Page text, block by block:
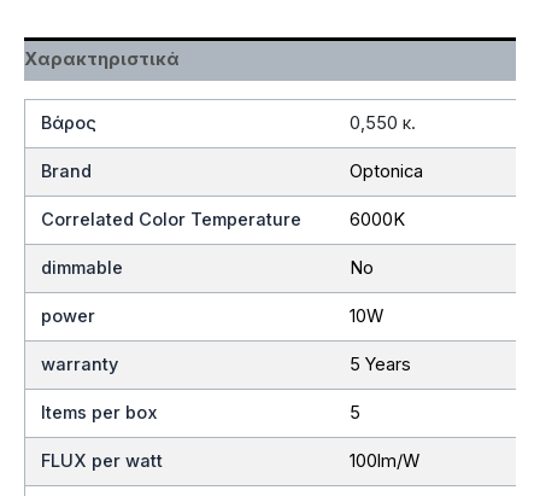
Χαρακτηριστικά
Βάρος 0,550 κ.
Brand Optonica
Correlated Color Temperature 6000K
dimmable No
power 10W
warranty 5 Years
Items per box 5
FLUX per watt 100lm/W